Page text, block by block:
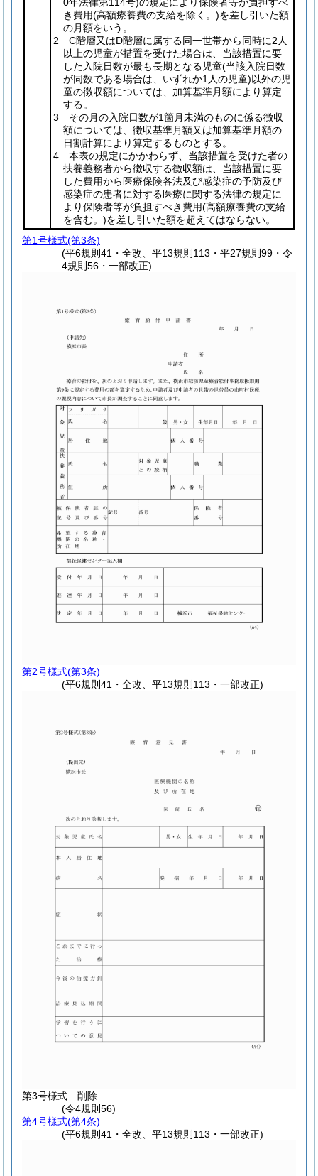
き費用(高額療養費の支給を除く。)を差し引いた額
の月額をいう。
2 C階層又はD階層に属する同一世帯から同時に2人
以上の児童が措置を受けた場合は、当該措置に要
した入院日数が最も長期となる児童(当該入院日数
が同数である場合は、いずれか1人の児童)以外の児
童の徴収額については、加算基準月額により算定
する。
3 その月の入院日数が1箇月未満のものに係る徴収
額については、徴収基準月額又は加算基準月額の
日割計算により算定するものとする。
4 本表の規定にかかわらず、当該措置を受けた者の
扶養義務者から徴収する徴収額は、当該措置に要
した費用から医療保険各法及び感染症の予防及び
感染症の患者に対する医療に関する法律の規定に
より保険者等が負担すべき費用(高額療養費の支給
を含む。)を差し引いた額を超えてはならない。
第1号様式(第3条)
(平6規則41・全改、平13規則113・平27規則99・令
4規則56・一部改正)
第2号様式(第3条)
(平6規則41・全改、平13規則113・一部改正)
第3号様式 削除
(令4規則56)
第4号様式(第4条)
(平6規則41・全改、平13規則113・一部改正)